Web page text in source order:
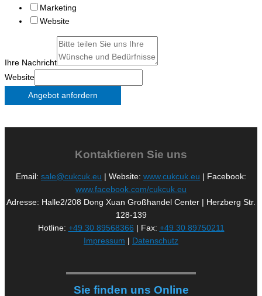
Marketing
Website
Ihre Nachricht
Website
Angebot anfordern
Kontaktieren Sie uns
Email: sale@cukcuk.eu | Website: www.cukcuk.eu | Facebook:
www.facebook.com/cukcuk.eu
Adresse: Halle2/208 Dong Xuan Großhandel Center | Herzberg Str.
128-139
Hotline: +49 30 89568366 | Fax: +49 30 89750211
Impressum
Datenschutz
Sie finden uns Online